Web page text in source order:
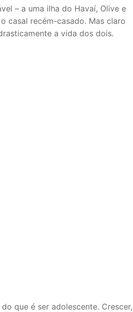
– a uma ilha do Havaí, Olive e
casal recém-casado. Mas claro
a vida dos dois.
que é ser adolescente. Crescer,